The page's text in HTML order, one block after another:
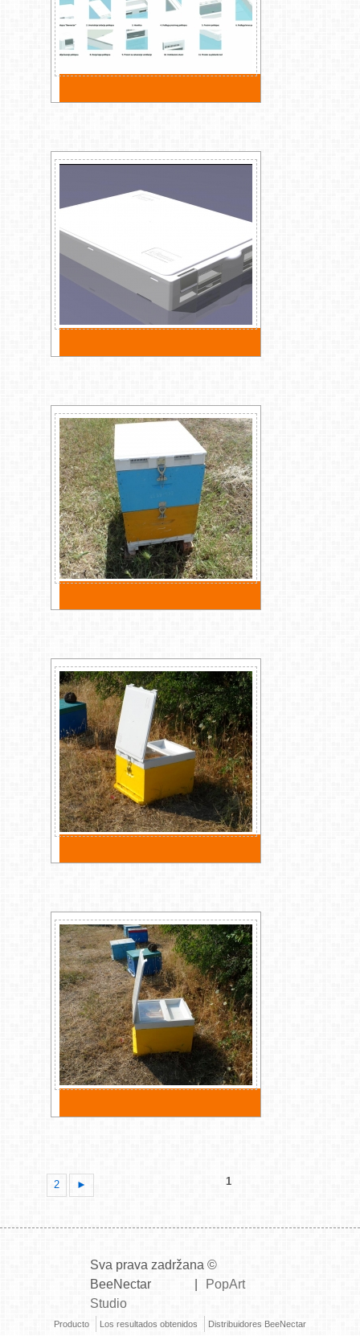
1
2 ►
Sva prava zadržana ©
BeeNectar
PopArt
Studio
Producto Los resultados obtenidos Distribuidores BeeNectar